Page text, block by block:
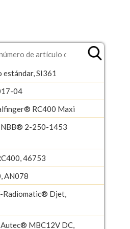
SI361
04
RC400 Maxi
NBB® 2-250-1453
46753
AN078
Radiomatic® Djet,
MBC12V DC,